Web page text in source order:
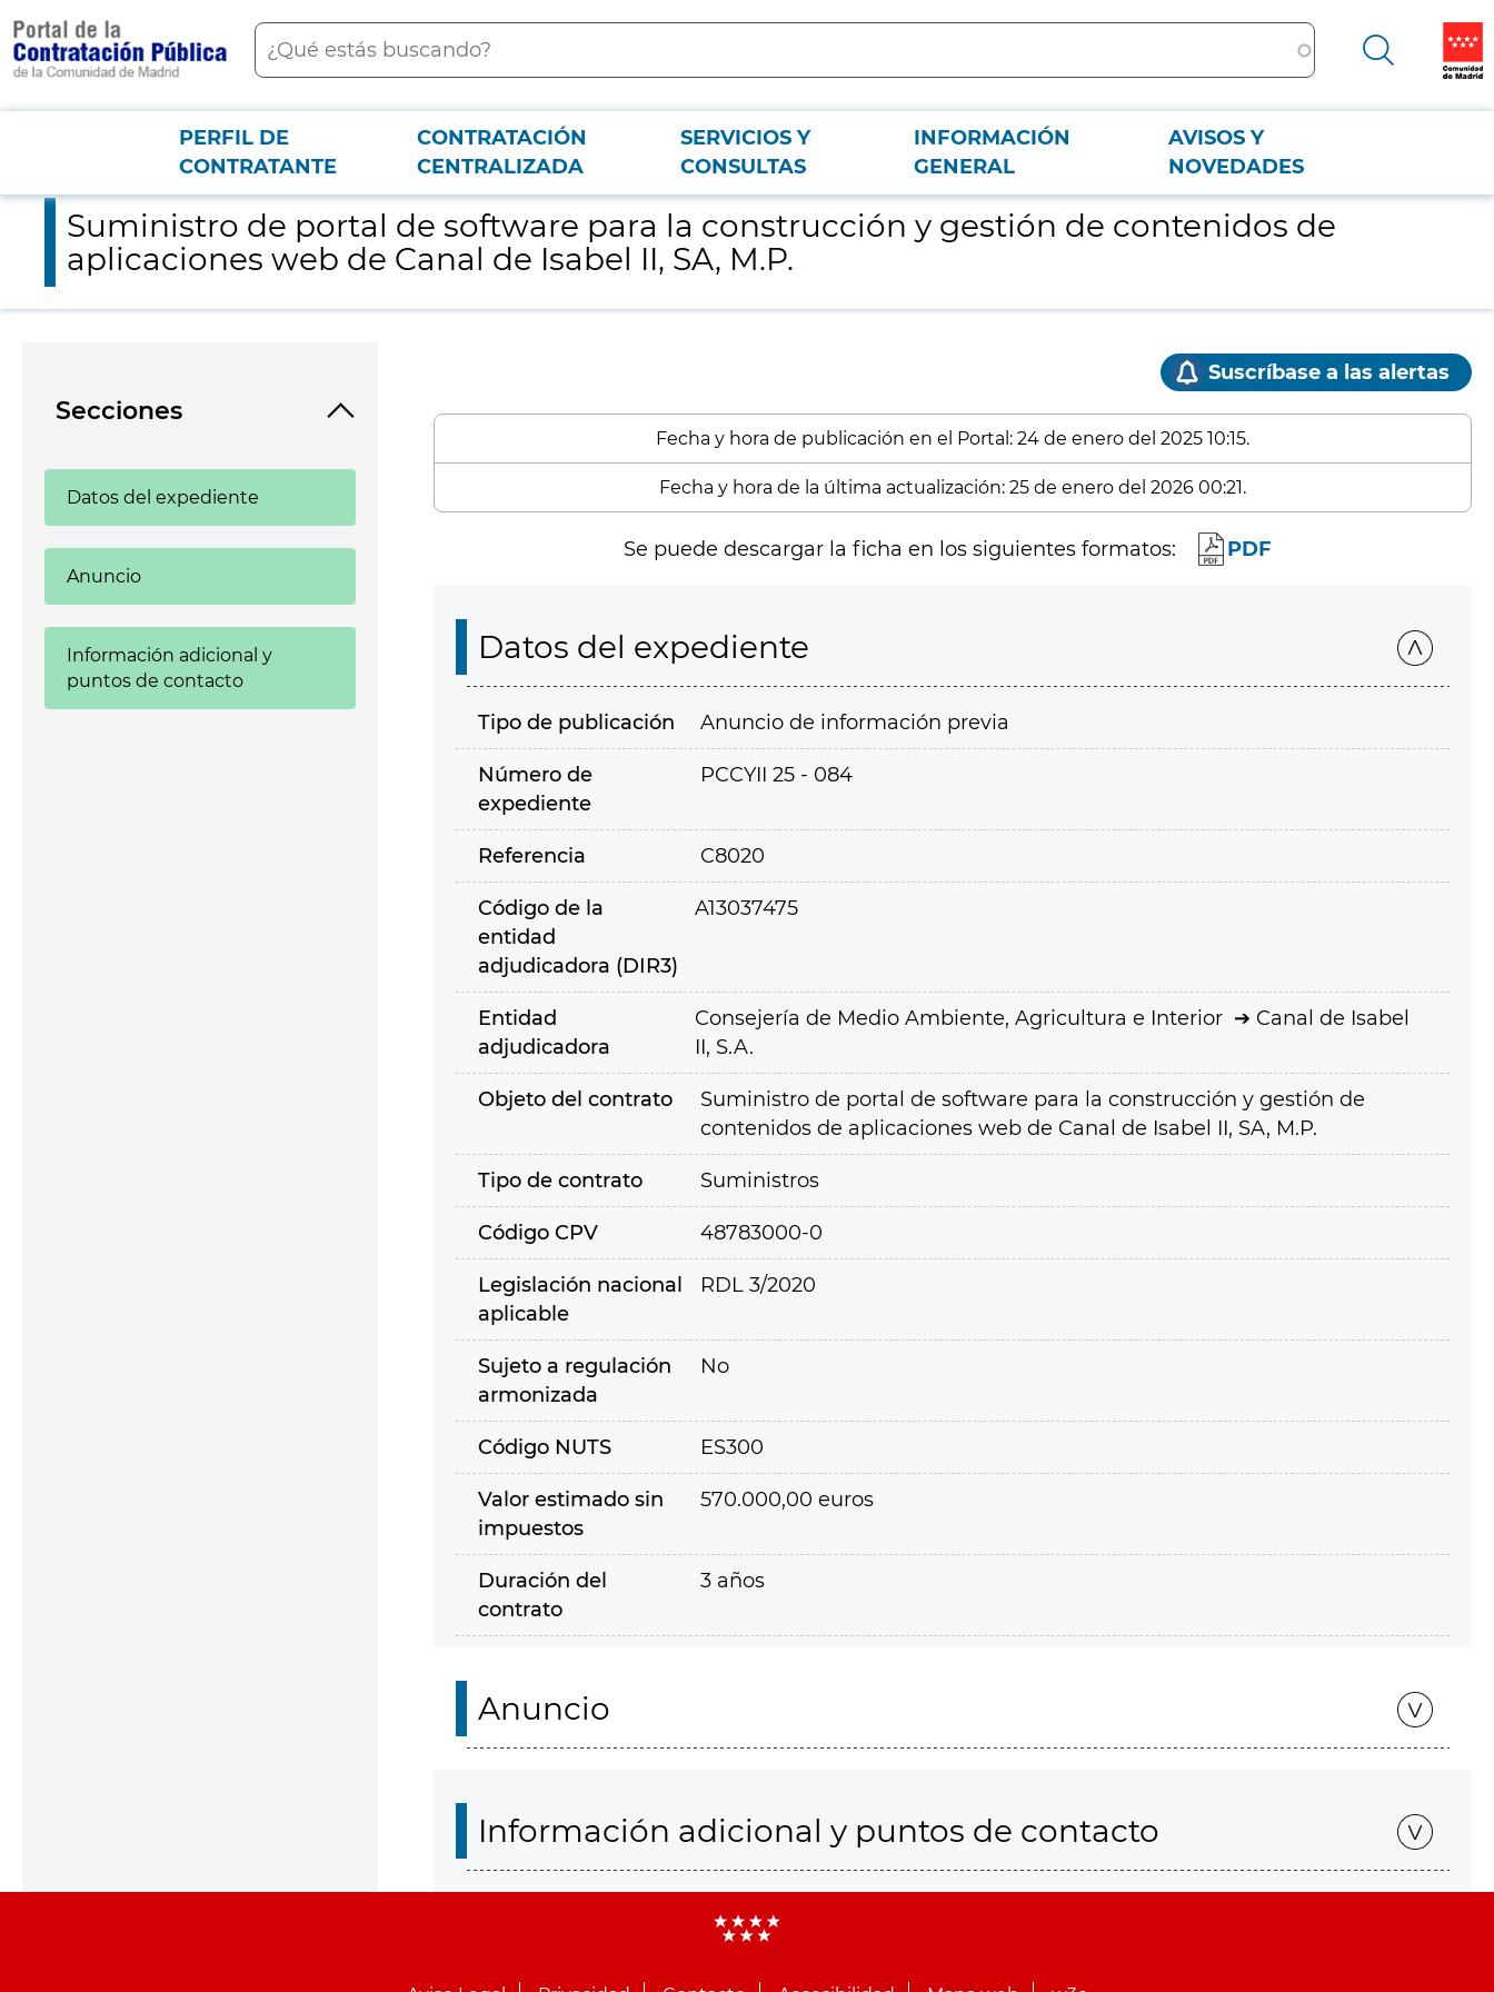
contenido
principal
Buscar
Menú PCON
PERFIL DE
CONTRATANTE
CONTRATACIÓN
CENTRALIZADA
SERVICIOS Y
CONSULTAS
INFORMACIÓN
GENERAL
AVISOS Y
NOVEDADES
Suministro de portal de software para la construcción y gestión de contenidos de aplicaciones web de Canal de Isabel II, SA, M.P.
Suministro de portal de software para la construcción y gestión de contenidos de
aplicaciones web de Canal de Isabel II, SA, M.P.
Secciones
Datos del expediente
Anuncio
Información adicional y
puntos de contacto
Suscríbase a las alertas
Fecha y hora de publicación en el Portal: 24 de enero del 2025 10:15.
Fecha y hora de la última actualización: 25 de enero del 2026 00:21.
Se puede descargar la ficha en los siguientes formatos: PDF
Datos del expediente
Tipo de publicación Anuncio de información previa
Número de
expediente
PCCYII 25 - 084
Referencia C8020
Código de la
entidad
adjudicadora (DIR3)
A13037475
Entidad
adjudicadora
Consejería de Medio Ambiente, Agricultura e Interior
Canal de Isabel
II, S.A.
Objeto del contrato
Suministro de portal de software para la construcción y gestión de
contenidos de aplicaciones web de Canal de Isabel II, SA, M.P.
Tipo de contrato Suministros
Código CPV 48783000-0
Legislación nacional
aplicable
RDL 3/2020
Sujeto a regulación
armonizada
No
Código NUTS ES300
Valor estimado sin
impuestos
570.000,00 euros
Duración del
contrato
3 años
Anuncio
Información adicional y puntos de contacto